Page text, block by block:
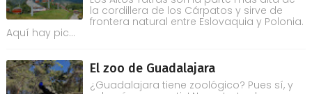
la cordillera de los Cárpatos y sirve de
frontera natural entre Eslovaquia y Polonia.
Aquí hay pic...
El zoo de Guadalajara
¿Guadalajara tiene zoológico? Pues sí, y